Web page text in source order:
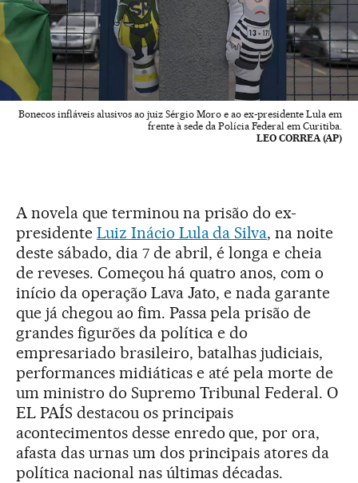
Bonecos infláveis alusivos ao juiz Sérgio Moro e ao ex-presidente Lula em
frente à sede da Polícia Federal em Curitiba.
LEO CORREA (AP)
A novela que terminou na prisão do ex-
presidente Luiz Inácio Lula da Silva, na noite
deste sábado, dia 7 de abril, é longa e cheia
de reveses. Começou há quatro anos, com o
início da operação Lava Jato, e nada garante
que já chegou ao fim. Passa pela prisão de
grandes figurões da política e do
empresariado brasileiro, batalhas judiciais,
performances midiáticas e até pela morte de
um ministro do Supremo Tribunal Federal. O
EL PAÍS destacou os principais
acontecimentos desse enredo que, por ora,
afasta das urnas um dos principais atores da
política nacional nas últimas décadas.